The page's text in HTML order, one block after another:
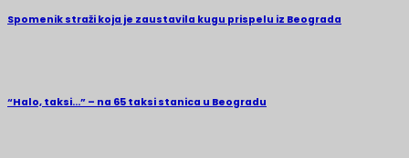
Spomenik straži koja je zaustavila kugu prispelu iz Beograda
“Halo, taksi…” – na 65 taksi stanica u Beogradu